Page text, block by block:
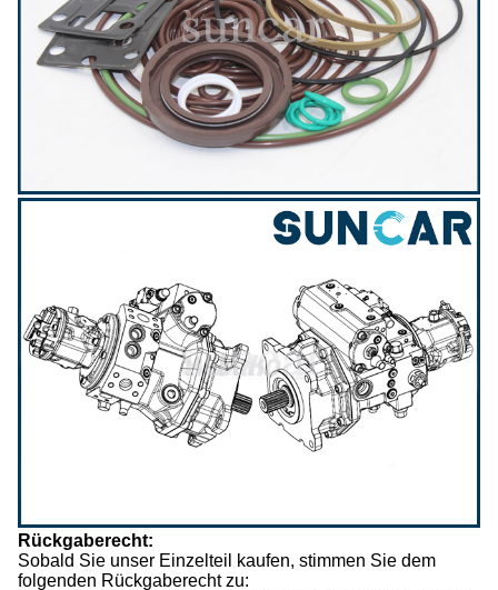
Rückgaberecht:
Sobald Sie unser Einzelteil kaufen, stimmen Sie dem
folgenden Rückgaberecht zu: